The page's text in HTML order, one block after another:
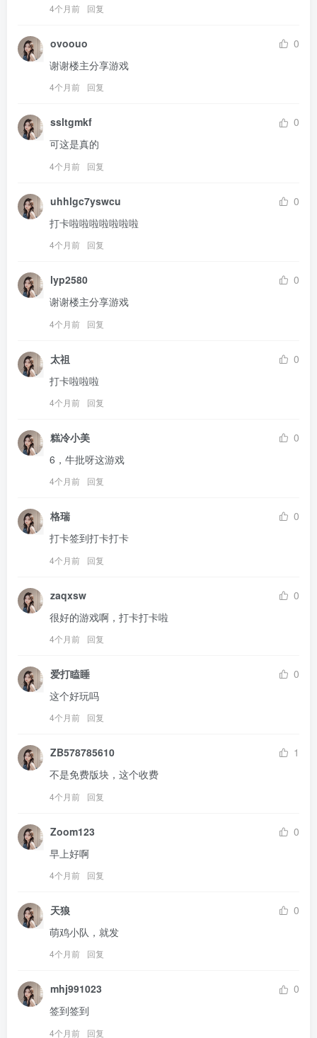
4个月前 回复
ovoouo
0
谢谢楼主分享游戏
4个月前 回复
ssltgmkf
0
可这是真的
4个月前 回复
uhhlgc7yswcu
0
打卡啦啦啦啦啦啦啦
4个月前 回复
lyp2580
0
谢谢楼主分享游戏
4个月前 回复
太祖
0
打卡啦啦啦
4个月前 回复
糕冷小美
0
6，牛批呀这游戏
4个月前 回复
格瑞
0
打卡签到打卡打卡
4个月前 回复
zaqxsw
0
很好的游戏啊，打卡打卡啦
4个月前 回复
爱打瞌睡
0
这个好玩吗
4个月前 回复
ZB578785610
1
不是免费版块，这个收费
4个月前 回复
Zoom123
0
早上好啊
4个月前 回复
天狼
0
萌鸡小队，就发
4个月前 回复
mhj991023
0
签到签到
4个月前 回复